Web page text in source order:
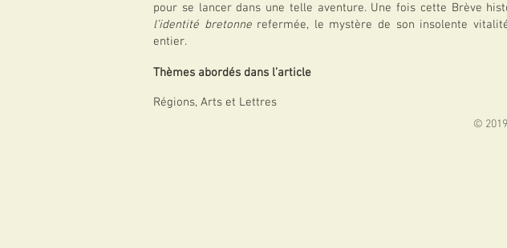
pour se lancer dans une telle aventure. Une fois cette Brève
l’identité bretonne refermée, le mystère de son insolente
entier.
Thèmes abordés dans l’article
Régions, Arts et Lettres
©